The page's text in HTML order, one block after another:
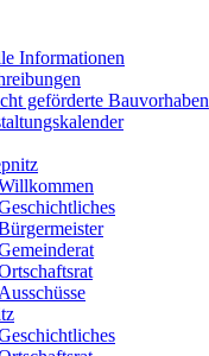
Informationen
geförderte Bauvorhaben
Ausschüsse